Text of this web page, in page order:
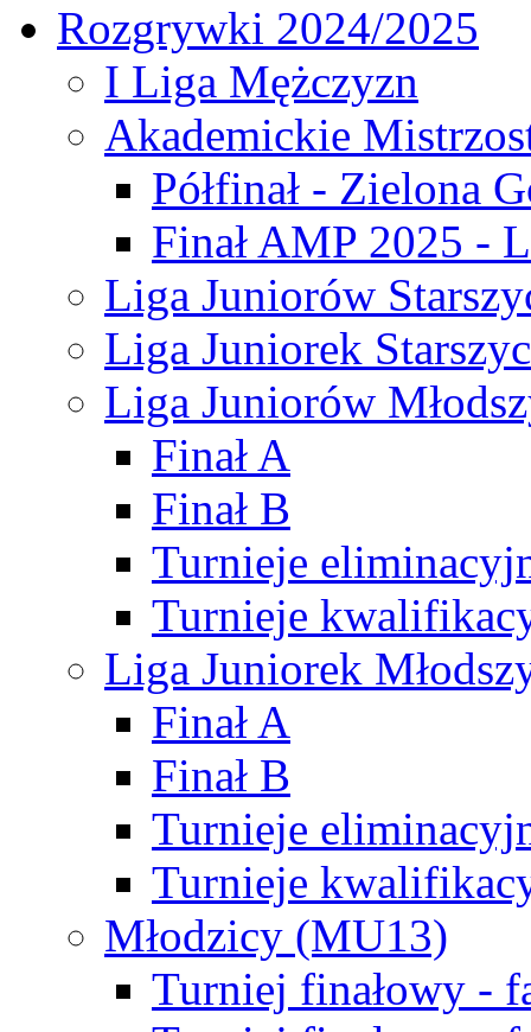
Rozgrywki 2024/2025
I Liga Mężczyzn
Akademickie
Półfinał - Zielona
Finał AMP 2025 -
Liga Juniorów
Liga Juniorek
Liga Juniorów
Finał A
Finał B
Turnieje
Turnieje
Liga Juniorek
Finał A
Finał B
Turnieje
Turnieje
Młodzicy (MU13)
Turniej finałowy -